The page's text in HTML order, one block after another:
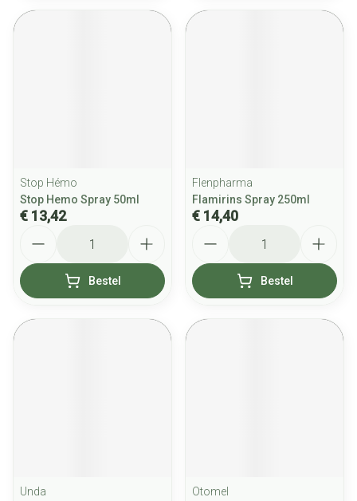
Stop Hémo
Stop Hemo Spray 50ml
€ 13,42
Bestel
Flenpharma
Flamirins Spray 250ml
€ 14,40
Bestel
Unda
Otomel